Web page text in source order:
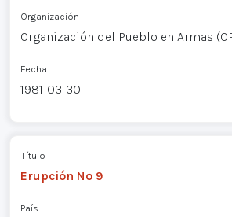
Organización
Organización del Pueblo en Armas
Fecha
1981-03-30
Título
Erupción Nº 9
País